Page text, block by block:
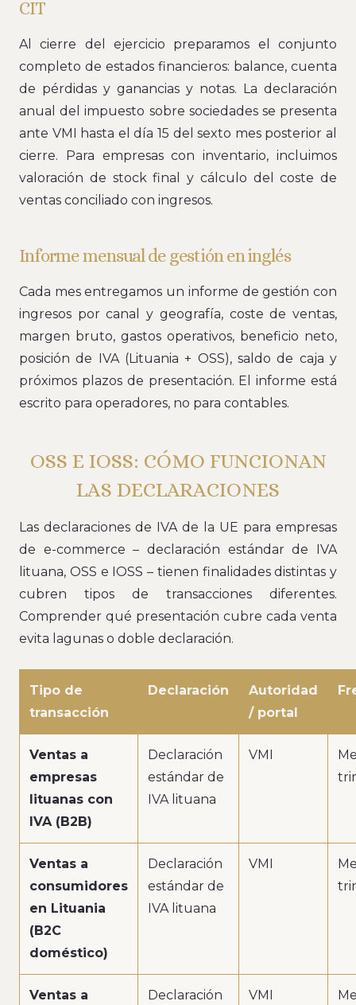
CIT
Al cierre del ejercicio preparamos el conjunto
completo de estados financieros: balance, cuenta
de pérdidas y ganancias y notas. La declaración
anual del impuesto sobre sociedades se presenta
ante VMI hasta el día 15 del sexto mes posterior al
cierre. Para empresas con inventario, incluimos
valoración de stock final y cálculo del coste de
ventas conciliado con ingresos.
Informe mensual de gestión en inglés
Cada mes entregamos un informe de gestión con
ingresos por canal y geografía, coste de ventas,
margen bruto, gastos operativos, beneficio neto,
posición de IVA (Lituania + OSS), saldo de caja y
próximos plazos de presentación. El informe está
escrito para operadores, no para contables.
OSS E IOSS: CÓMO FUNCIONAN
LAS DECLARACIONES
Las declaraciones de IVA de la UE para empresas
de e-commerce – declaración estándar de IVA
lituana, OSS e IOSS – tienen finalidades distintas y
cubren tipos de transacciones diferentes.
Comprender qué presentación cubre cada venta
evita lagunas o doble declaración.
Tipo de
transacción
Declaración
Autoridad
/ portal
Ventas a
empresas
lituanas con
IVA (B2B)
Declaración
estándar de
IVA lituana
VMI
Ventas a
consumidores
en Lituania
(B2C
doméstico)
Declaración
estándar de
IVA lituana
VMI
Ventas a
Declaración
VMI